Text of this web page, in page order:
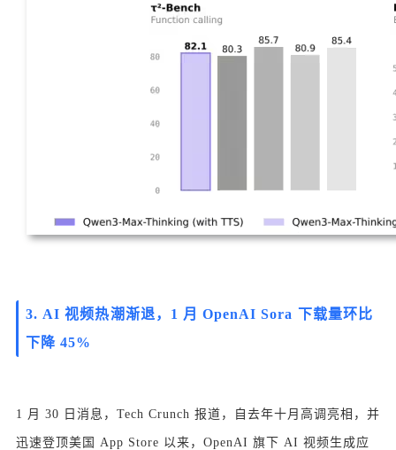
3. AI 视频热潮渐退，1 月 OpenAI Sora 下载量环比
下降 45%
1 月 30 日消息，Tech Crunch 报道，自去年十月高调亮相，并
迅速登顶美国 App Store 以来，OpenAI 旗下 AI 视频生成应